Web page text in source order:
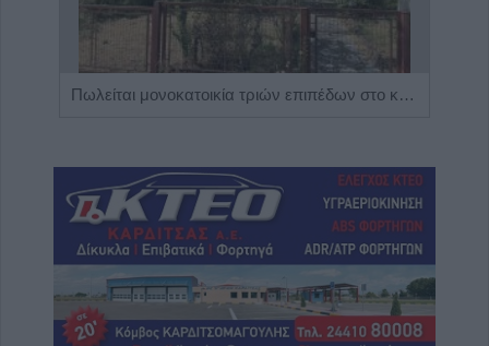
Πωλείται μονοκατοικία τριών επιπέδων στο καταπράσινο Πευκόφυτο Καρδίτσας